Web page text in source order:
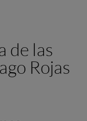
de las
Rojas